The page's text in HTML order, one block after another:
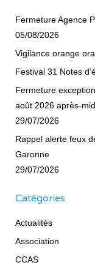
Fermeture Agence
05/08/2026
Vigilance orange
Festival 31 Notes
Fermeture
août 2026 après-
29/07/2026
Rappel alerte feux
Garonne
29/07/2026
Catégories
Actualités
Association
CCAS